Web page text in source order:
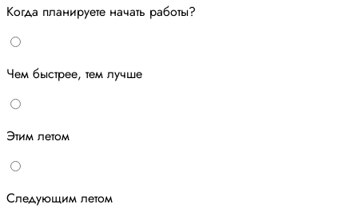
Когда планируете начать работы?
Чем быстрее, тем лучше
Этим летом
Следующим летом